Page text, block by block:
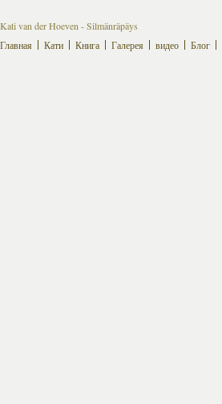
Kati van der Hoeven - Silmänräpäys
Главная
Кати Книга Галерея видео Блог